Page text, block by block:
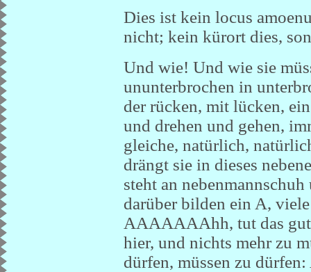
Dies ist kein locus
nicht; kein kürort dies,
Und wie! Und wie sie
ununterbrochen in
der rücken, mit lücken,
und drehen und gehen,
gleiche, natürlich,
drängt sie in dieses
steht an
darüber bilden ein A,
AAAAAAAhh, tut das
hier, und nichts mehr zu
dürfen, müssen zu